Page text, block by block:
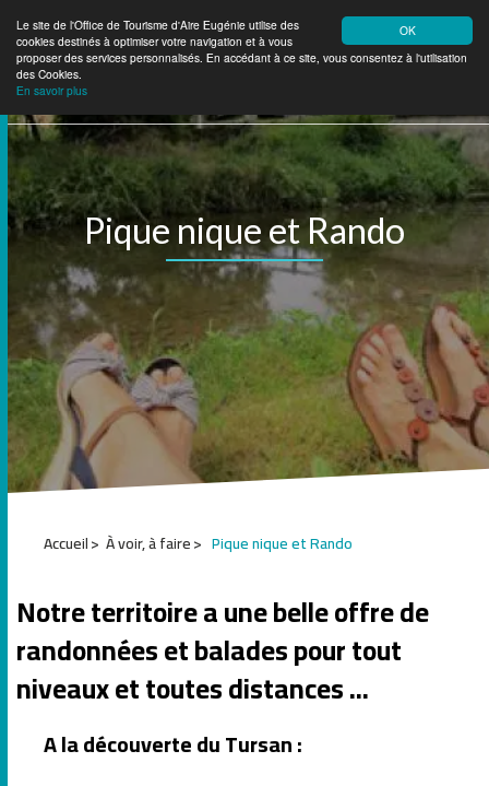
OK
Le site de l'Office de Tourisme d'Aire Eugénie utilise des
cookies destinés à optimiser votre navigation et à vous
proposer des services personnalisés. En accédant à ce site, vous consentez à l'utilisation
des Cookies.
En savoir plus
TourismeAire Eugénie
Pique nique et Rando
Accueil À voir, à faire Pique nique et Rando
Notre territoire a une belle offre de
randonnées et balades pour tout
niveaux et toutes distances ...
A la découverte du Tursan :